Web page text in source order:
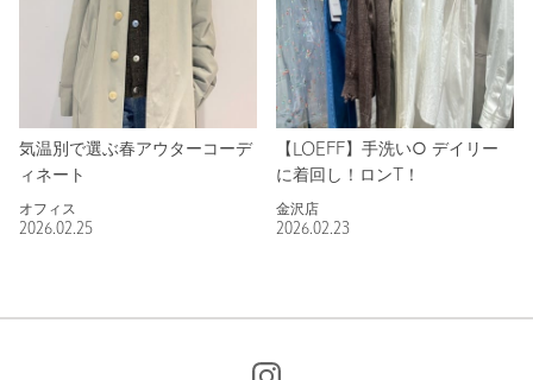
気温別で選ぶ春アウターコーデ
ィネート
オフィス
2026.02.25
【LOEFF】手洗い○ デイリー
に着回し！ロンT！
金沢店
2026.02.23